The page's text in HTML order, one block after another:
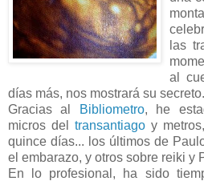
las
al
días más, nos mostrará su
Gracias al
Bibliometro, he
micros del transantiago y
quince días... los últimos de
el embarazo, y otros sobre reiki y
En lo profesional, ha sido